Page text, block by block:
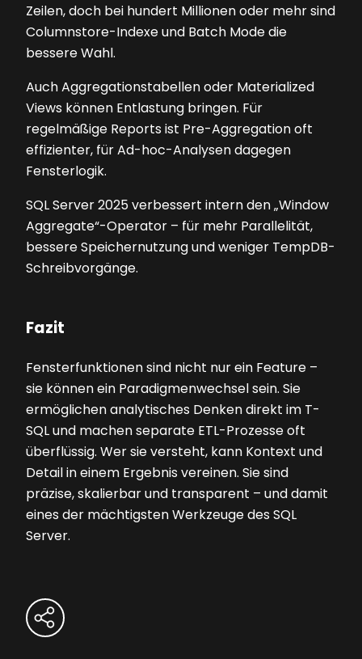
Zeilen, doch bei hundert Millionen oder mehr sind
Columnstore-Indexe und Batch Mode die
bessere Wahl.
Auch Aggregationstabellen oder Materialized
Views können Entlastung bringen. Für
regelmäßige Reports ist Pre-Aggregation oft
effizienter, für Ad-hoc-Analysen dagegen
Fensterlogik.
SQL Server 2025 verbessert intern den „Window
Aggregate“-Operator – für mehr Parallelität,
bessere Speichernutzung und weniger TempDB-
Schreibvorgänge.
Fazit
Fensterfunktionen sind nicht nur ein Feature –
sie können ein Paradigmenwechsel sein. Sie
ermöglichen analytisches Denken direkt im T-
SQL und machen separate ETL-Prozesse oft
überflüssig. Wer sie versteht, kann Kontext und
Detail in einem Ergebnis vereinen. Sie sind
präzise, skalierbar und transparent – und damit
eines der mächtigsten Werkzeuge des SQL
Server.